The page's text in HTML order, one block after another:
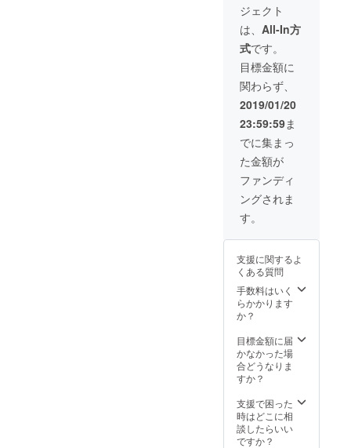
ジェクト
は、 All-In方
式です。
目標金額に
関わらず、
2019/01/20
23:59:59ま
でに集まっ
た金額が
ファンディ
ングされま
す。
支援に関するよ
くある質問
手数料はいく
らかかります
か？
目標金額に届
かなかった場
合どうなりま
すか？
支援で困った
時はどこに相
談したらいい
ですか？